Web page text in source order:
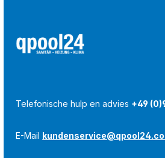
Telefonische hulp en advies +49
E-Mail